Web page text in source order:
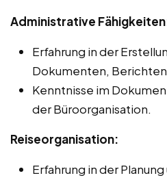
Administrative
Erfahrung in der
Dokumenten,
Kenntnisse im
der Büroorganisation.
Reiseorganisation:
Erfahrung in der